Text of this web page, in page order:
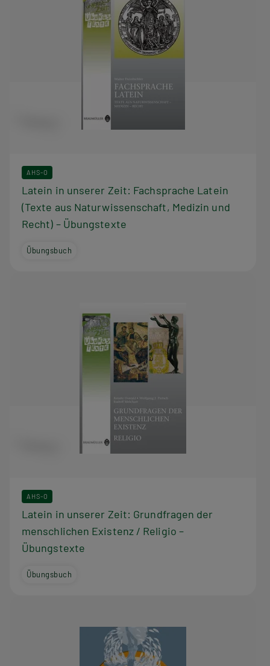
AHS-O
Latein in unserer Zeit: Fachsprache Latein
(Texte aus Naturwissenschaft, Medizin und
Recht) – Übungstexte
Übungsbuch
AHS-O
Latein in unserer Zeit: Grundfragen der
menschlichen Existenz / Religio –
Übungstexte
Übungsbuch